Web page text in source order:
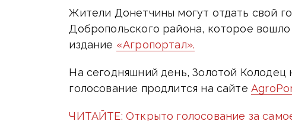
Жители Донетчины могут отдать свой
Добропольского района, которое
издание «Агропортал».
На сегодняшний день, Золотой Колодец
голосование продлится на сайте
ЧИТАЙТЕ: Открыто голосование за